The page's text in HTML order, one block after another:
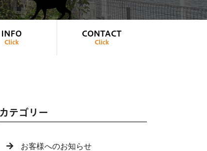
INFO
Click
CONTACT
Click
カテゴリー
お客様へのお知らせ